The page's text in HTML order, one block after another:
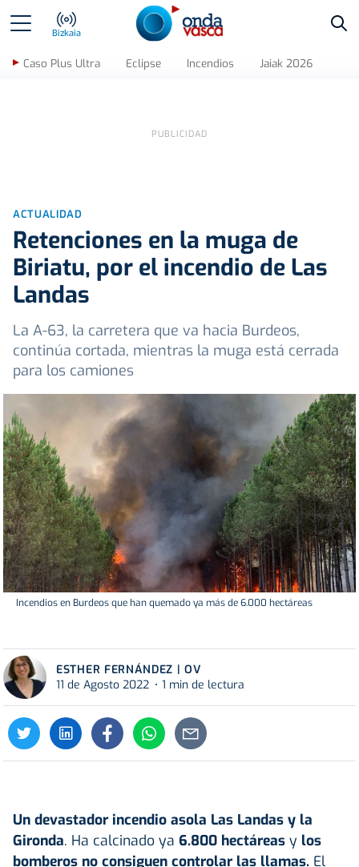
Bizkaia
Caso Plus Ultra Eclipse Incendios Jaiak 2026
ACTUALIDAD
Retenciones en la muga de
Biriatu, por el incendio de Las
Landas
La A-63, la carretera que va hacia Burdeos,
continúa cortada, mientras la muga está cerrada
para los camiones
Incendios en Burdeos que han quemado ya más de 6.000 hectáreas
ESTHER FERNÁNDEZ | OV
11 de Agosto 2022
1 min de lectura
Un devastador incendio asola Las Landas y la
Gironda. Ha calcinado ya 6.800 hectáreas y los
bomberos no consiguen controlar las llamas. El